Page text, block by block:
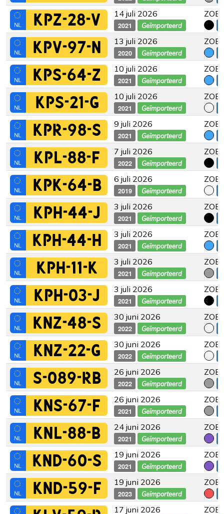
KPZ-28-V 14 juli 2026
2021 Geïmporteerd
ZOE
KPV-97-N 13 juli 2026
2020 Geïmporteerd
ZOE
KPS-64-Z 10 juli 2026
2021 Geïmporteerd
ZOE
KPS-21-G 10 juli 2026
2021 Geïmporteerd
ZOE
KPR-98-S 9 juli 2026
2021 Geïmporteerd
ZOE
KPL-88-F 7 juli 2026
2022 Geïmporteerd
ZOE
KPK-64-B 6 juli 2026
2019 Geïmporteerd
ZOE
KPH-44-J 3 juli 2026
2021 Geïmporteerd
ZOE
KPH-44-H 3 juli 2026
2021 Geïmporteerd
ZOE
KPH-11-K 3 juli 2026
2021 Geïmporteerd
ZOE
KPH-03-J 3 juli 2026
2021 Geïmporteerd
ZOE
KNZ-48-S 30 juni 2026
2022 Geïmporteerd
ZOE
KNZ-22-G 30 juni 2026
2022 Geïmporteerd
ZOE
S-089-RB 26 juni 2026
2022 Geïmporteerd
ZOE
KNS-67-F 26 juni 2026
2021 Geïmporteerd
ZOE
KNL-88-B 24 juni 2026
2021 Geïmporteerd
ZOE
KND-60-S 19 juni 2026
2021 Geïmporteerd
ZOE
KND-59-F 19 juni 2026
2023 Geïmporteerd
ZOE
17 juni 2026 ZOE